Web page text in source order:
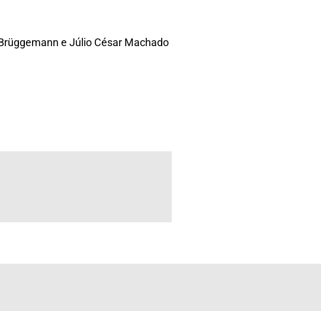
e Júlio César Machado